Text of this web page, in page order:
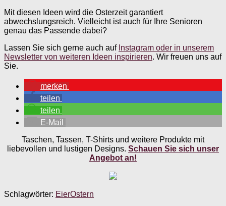
Mit diesen Ideen wird die Osterzeit garantiert
abwechslungsreich. Vielleicht ist auch für Ihre Senioren
genau das Passende dabei?
Lassen Sie sich gerne auch auf Instagram oder in unserem
Newsletter von weiteren Ideen inspirieren. Wir freuen uns auf
Sie.
merken
teilen
teilen
E-Mail
Taschen, Tassen, T-Shirts und weitere Produkte mit
liebevollen und lustigen Designs. Schauen Sie sich unser
Angebot an!
Schlagwörter: EierOstern